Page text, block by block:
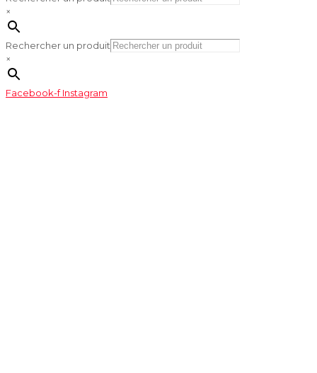
×
Rechercher un produit
×
Facebook-f Instagram